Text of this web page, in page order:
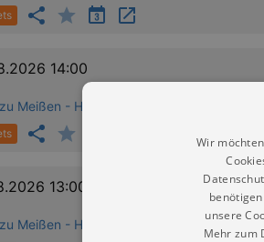
14:00
Meißen - Hochstift Meißen
13:00
Meißen - Hochstift Meißen
Wir
unsere
Mehr zum